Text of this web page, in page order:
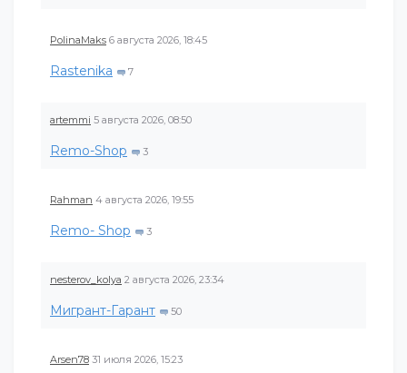
PolinaMaks 6 августа 2026, 18:45
Rastenika 7
artemmi 5 августа 2026, 08:50
Remo-Shop 3
Rahman 4 августа 2026, 19:55
Remo- Shop 3
nesterov_kolya 2 августа 2026, 23:34
Мигрант-Гарант 50
Arsen78 31 июля 2026, 15:23